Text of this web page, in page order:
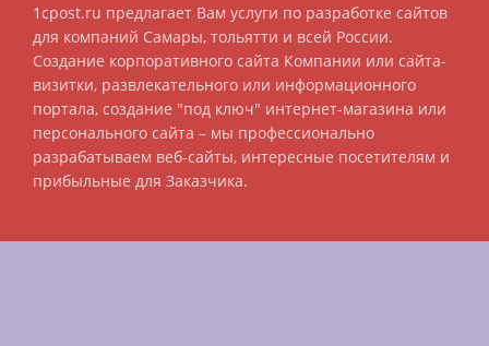
1cpost.ru предлагает Вам услуги по разработке сайтов
для компаний Самары, тольятти и всей России.
Создание корпоративного сайта Компании или сайта-
визитки, развлекательного или информационного
портала, создание "под ключ" интернет-магазина или
персонального сайта – мы профессионально
разрабатываем веб-сайты, интересные посетителям и
прибыльные для Заказчика.